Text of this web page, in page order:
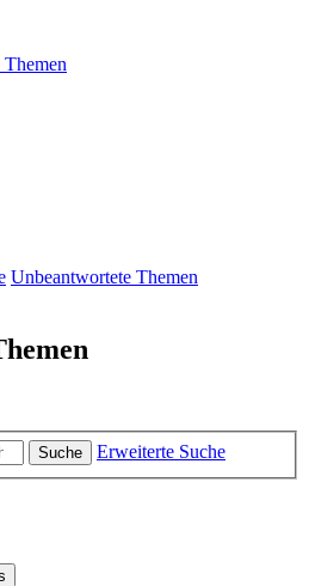
Unbeantwortete Themen
Suche
Erweiterte Suche